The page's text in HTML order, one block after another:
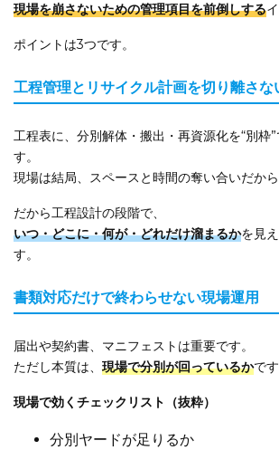
現場を崩さないための管理項目を前倒しする
ポイントは3つです。
工程管理とリサイクル計画を切り離さな
工程表に、分別解体・搬出・再資源化を“別枠
す。
現場は結局、スペースと時間の奪い合いだから
だから工程設計の段階で、
いつ・どこに・何が・どれだけ溜まるかを見
す。
書類対応だけで終わらせない現場運用
届出や契約書、マニフェストは重要です。
ただし本質は、 現場で分別が回っているかです
現場で効くチェックリスト（抜粋）
分別ヤードが足りるか